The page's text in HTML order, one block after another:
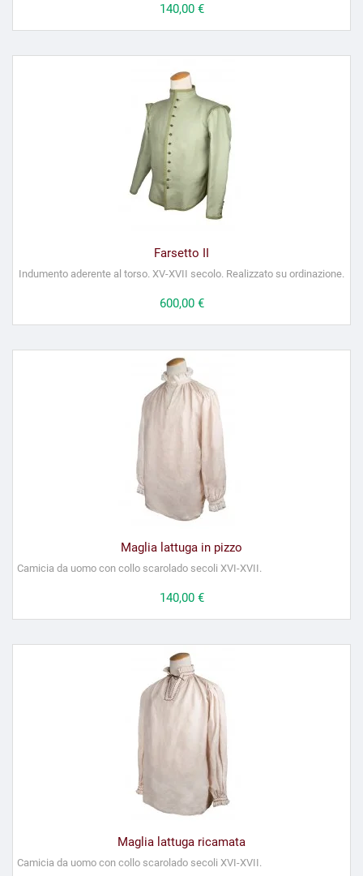
Prezzo
140,00 €
Farsetto II
Indumento aderente al torso. XV-XVII secolo. Realizzato su ordinazione.
Prezzo
600,00 €
Maglia lattuga in pizzo
Camicia da uomo con collo scarolado secoli XVI-XVII.
Prezzo
140,00 €
Maglia lattuga ricamata
Camicia da uomo con collo scarolado secoli XVI-XVII.